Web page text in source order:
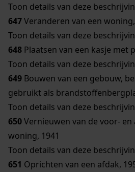
Toon details van deze
647Veranderen van een
Toon details van deze
648 Plaatsen van een kasje met
Toon details van deze
649 Bouwen van een gebouw,
gebruikt als
Toon details van deze
650Vernieuwen van de voor- en
woning, 1941
Toon details van deze
651 Oprichten van een afdak,